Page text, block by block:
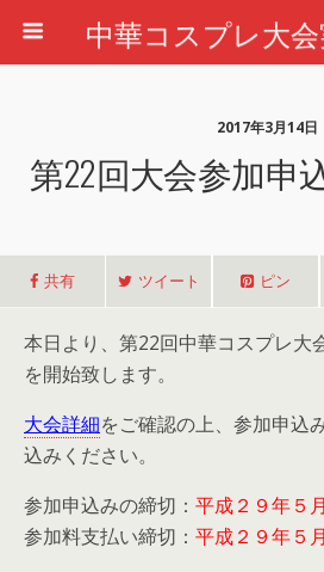
2017年3月14日
第22回大会参加申
共有 ツイート ピン
本日より、第22回中華コスプレ大
を開始致します。
大会詳細をご確認の上、参加申込
込みください。
参加申込みの締切： 平成２９年５
参加料支払い締切： 平成２９年５